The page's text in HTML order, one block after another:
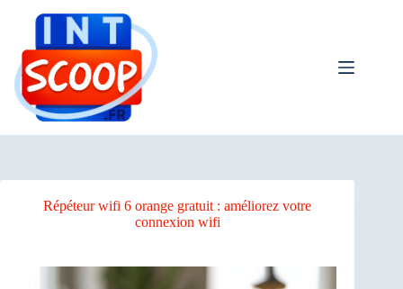
Répéteur wifi 6 orange gratuit : améliorez votre
connexion wifi